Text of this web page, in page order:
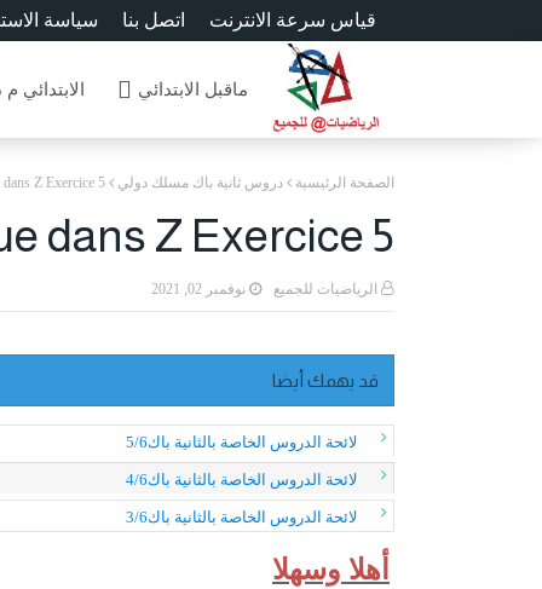
سياسة اتصل بنا قياس سرعة الانترنت
ماقبل الابتدائي الابتدائي
الصفحة الرئيسية دروس ثانية باك مسلك دولي Z Exercice 5
dans Z Exercice 5
الرياضيات للجميع نوفمبر 02, 2021
قد يهمك أيضا
لائحة الدروس الخاصة بالثانية باك5/6
لائحة الدروس الخاصة بالثانية باك4/6
لائحة الدروس الخاصة بالثانية باك3/6
أهلا وسهلا